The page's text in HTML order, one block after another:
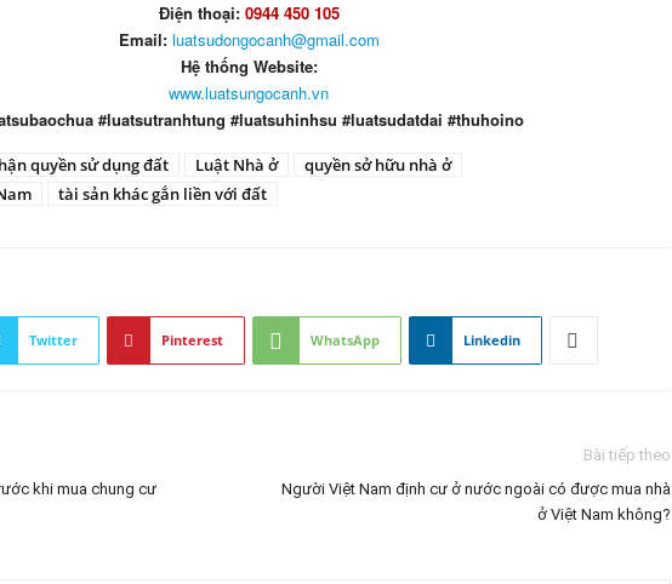
Điện thoại: 0944 450 105
Email: luatsudongocanh@gmail.com
Hệ thống Website:
www.luatsungocanh.vn
#luatsutranhtung #luatsuhinhsu #luatsudatdai #thuhoino
quyền sử dụng đất Luật Nhà ở
quyền sở hữu nhà ở
tài sản khác gắn liền với đất
Twitter Pinterest WhatsApp Linkedin
khi mua chung cư
Bài tiếp theo
Người Việt Nam định cư ở nước ngoài có được mua nhà
ở Việt Nam không?